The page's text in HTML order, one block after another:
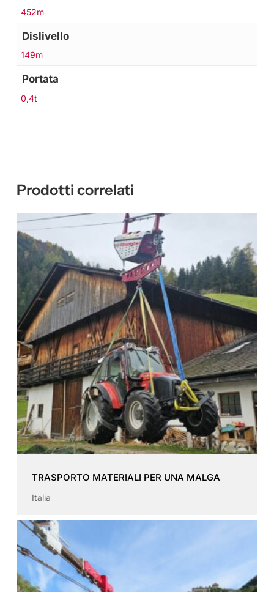
452m
Dislivello
149m
Portata
0,4t
Prodotti correlati
TRASPORTO MATERIALI PER UNA MALGA
Italia